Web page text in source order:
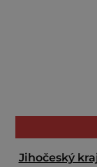
Jihočeský